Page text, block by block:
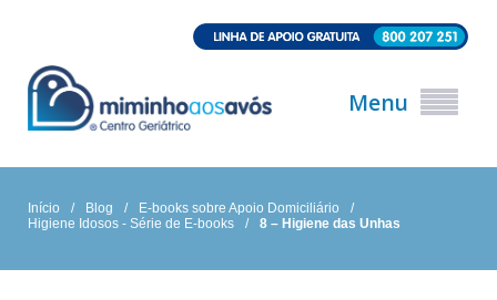
Menu
Início / Blog / E-books sobre Apoio Domiciliário
/
Higiene Idosos - Série de E-books
/ 8 – Higiene das Unhas